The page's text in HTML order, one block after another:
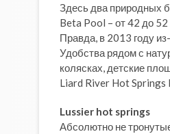
Здесь два природных
Beta Pool – от 42 до
Правда, в 2013 году
Удобства рядом с
колясках, детские
Liard River Hot Springs
Lussier hot springs
Абсолютно не